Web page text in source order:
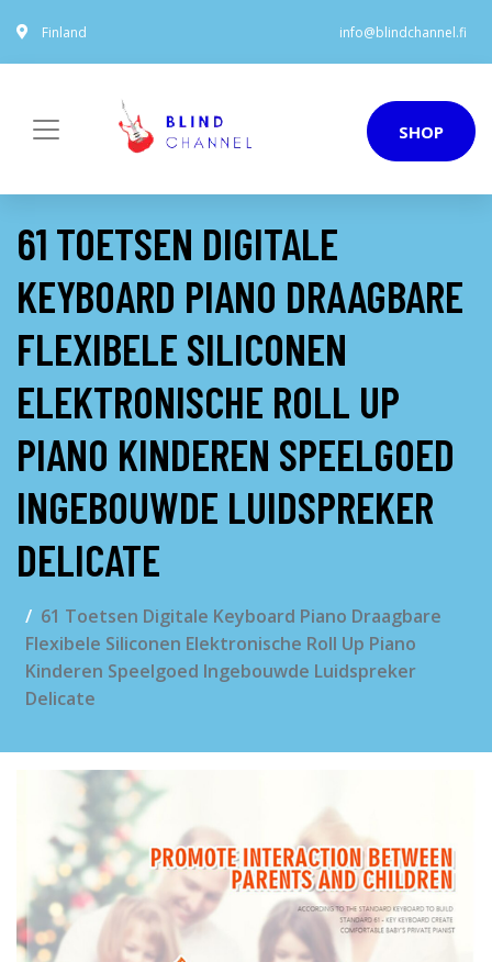
Finland info@blindchannel.fi
SHOP
61 TOETSEN DIGITALE
KEYBOARD PIANO DRAAGBARE
FLEXIBELE SILICONEN
ELEKTRONISCHE ROLL UP
PIANO KINDEREN SPEELGOED
INGEBOUWDE LUIDSPREKER
DELICATE
61 Toetsen Digitale Keyboard Piano Draagbare
Flexibele Siliconen Elektronische Roll Up Piano
Kinderen Speelgoed Ingebouwde Luidspreker
Delicate